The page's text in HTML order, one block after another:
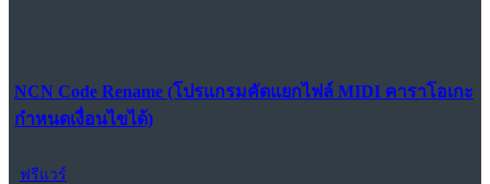
NCN Code Rename (โปรแกรมคัดแยกไฟล์ MIDI คาราโอเกะ
กำหนดเงื่อนไขได้)
ฟรีแวร์